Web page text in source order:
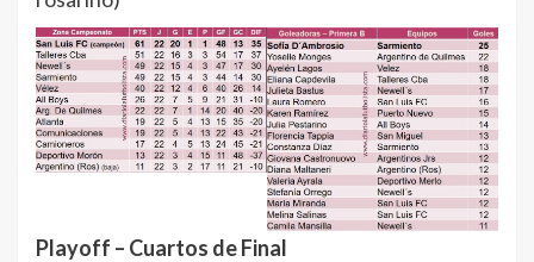
Playoff – Cuartos de Final